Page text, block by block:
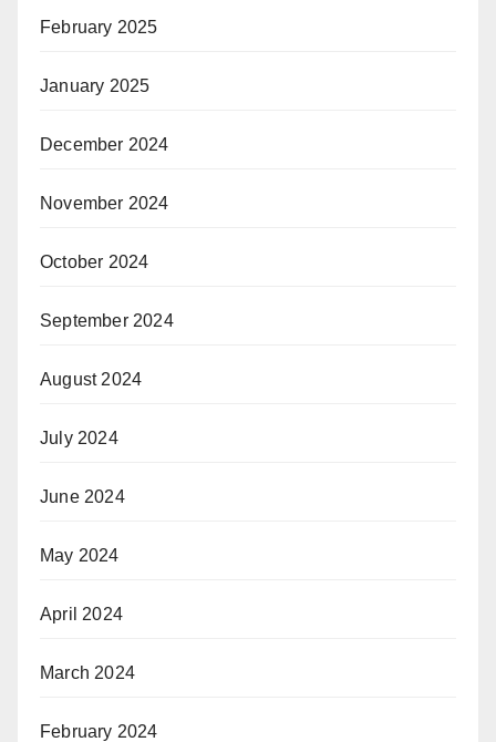
February 2025
January 2025
December 2024
November 2024
October 2024
September 2024
August 2024
July 2024
June 2024
May 2024
April 2024
March 2024
February 2024